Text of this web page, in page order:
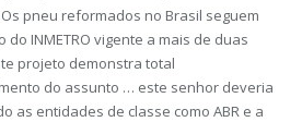
pneu reformados no Brasil seguem
do INMETRO vigente a mais de duas
projeto demonstra total
do assunto … este senhor deveria
as entidades de classe como ABR e a